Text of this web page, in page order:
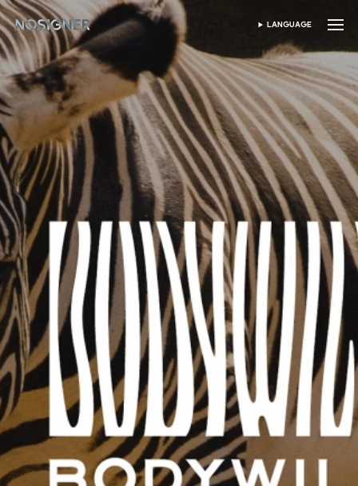
หน้าหลัก เลือกภาษา
LANGUAGE